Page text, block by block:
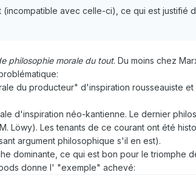
avec celle-ci), ce qui est justifié
philosophie morale du tout. Du moins chez
du producteur" d'inspiration rousseauiste
d'inspiration néo-kantienne. Le dernier
Löwy). Les tenants de ce courant ont été
argument philosophique s'il en est).
dominante, ce qui est bon pour le triomphe
donne l' "exemple" achevé: